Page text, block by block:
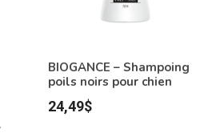
BIOGANCE – Shampoing
poils noirs pour chien
24,49$